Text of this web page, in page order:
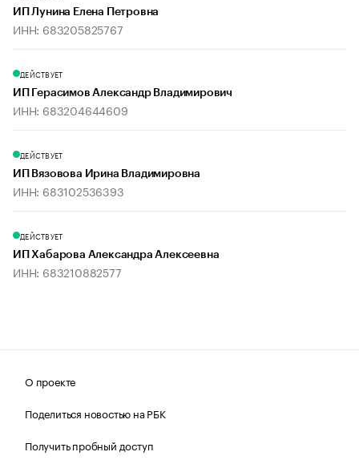
ИП Лунина Елена Петровна
ИНН: 683205825767
ДЕЙСТВУЕТ
ИП Герасимов Александр Владимирович
ИНН: 683204644609
ДЕЙСТВУЕТ
ИП Вязовова Ирина Владимировна
ИНН: 683102536393
ДЕЙСТВУЕТ
ИП Хабарова Александра Алексеевна
ИНН: 683210882577
О проекте
Поделиться новостью на РБК
Получить пробный доступ